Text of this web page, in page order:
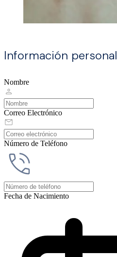
Información personal
Nombre
Correo Electrónico
Número de Teléfono
Fecha de Nacimiento